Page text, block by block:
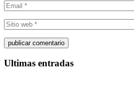
Ultimas entradas